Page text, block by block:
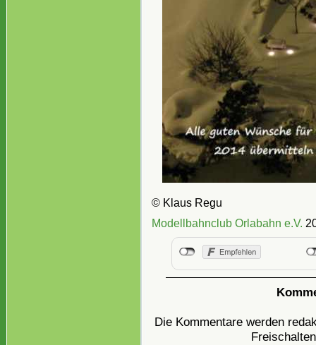
© Klaus Regu
Modellbahnclub Orlabahn e.V.
Die Kommentare werden